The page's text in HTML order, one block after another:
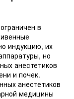
в
индукцию, их
но
анестетиков
и почек.
анестетиков
медицины